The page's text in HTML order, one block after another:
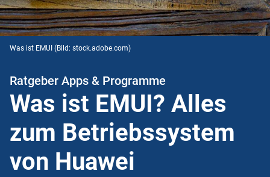
Was ist EMUI (Bild: stock.adobe.com)
Ratgeber Apps & Programme
Was ist EMUI? Alles
zum Betriebssystem
von Huawei